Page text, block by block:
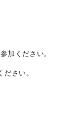
加ください。
さい。